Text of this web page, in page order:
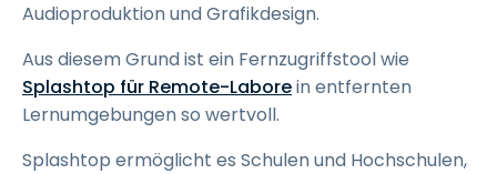
Audioproduktion und Grafikdesign.
Aus diesem Grund ist ein Fernzugriffstool wie
Splashtop für Remote-Laborein entfernten
Lernumgebungen so wertvoll.
Splashtop ermöglicht es Schulen und Hochschulen,